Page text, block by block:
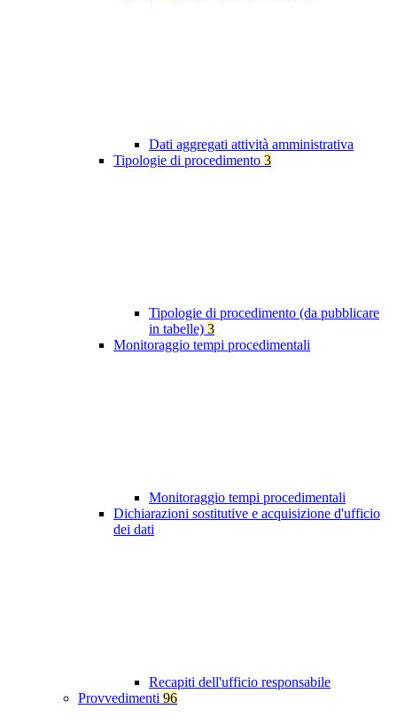
Dati aggregati attività amministrativa
Tipologie di procedimento 3
Tipologie di procedimento (da pubblicare
in tabelle) 3
Monitoraggio tempi procedimentali
Monitoraggio tempi procedimentali
Dichiarazioni sostitutive e acquisizione d'ufficio
dei dati
Recapiti dell'ufficio responsabile
Provvedimenti 96